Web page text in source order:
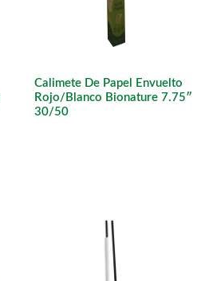
Calimete De Papel Envuelto
Rojo/Blanco Bionature 7.75″
30/50